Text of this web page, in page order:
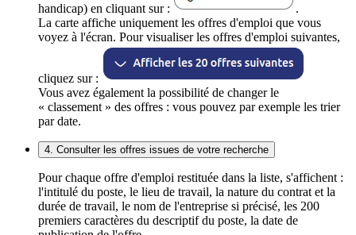
handicap) en cliquant sur :
.
La carte affiche uniquement les offres d'emploi que vous
voyez à l'écran. Pour visualiser les offres d'emploi suivantes,
cliquez sur :
Vous avez également la possibilité de changer le
« classement » des offres : vous pouvez par exemple les trier
par date.
4. Consulter les offres issues de votre recherche
Pour chaque offre d'emploi restituée dans la liste, s'affichent :
l'intitulé du poste, le lieu de travail, la nature du contrat et la
durée de travail, le nom de l'entreprise si précisé, les 200
premiers caractères du descriptif du poste, la date de